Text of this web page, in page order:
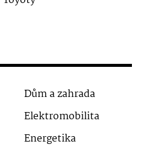
Dům a zahrada
Elektromobilita
Energetika